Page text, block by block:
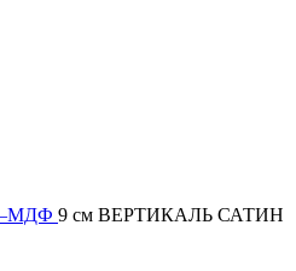
9 см ВЕРТИКАЛЬ САТИН